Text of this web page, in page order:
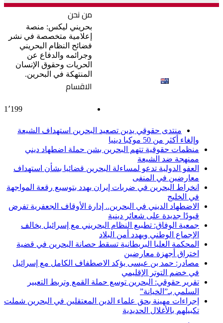
أخبار عاجلة منتدى حقوقي يدين تصعيد البحرين استهداف الشيعة
وإلغاء أكثر من 50 موكبا دينيا
منظمات حقوقية تتهم البحرين بشن حملة اضطهاد ديني
ممنهجة ضد الشيعة
العفو الدولية تدعو لمساءلة البحرين قضائيا بشأن استهداف
معارضين في المنفى
انخراط البحرين في ضربات إيران يهدد بتوسيع رقعة المواجهة
في الخليج
الاضطهاد الديني في البحرين.. إدارة الأوقاف الجعفرية تفرض
قيودًا جديدة على شعائر دينية
جمعية الوفاق: تطبيع النظام البحريني مع إسرائيل يخالف
الإجماع الوطني ويهدد أمن البلاد
المحكمة العليا البريطانية تسقط حصانة البحرين في قضية
اختراق أجهزة معارضين
مصادر: حمد بن عيسى يؤكد الاصطفاف الكامل مع إسرائيل
في خضم التوتر الإقليمي
تقرير حقوقي: البحرين توسع حملة القمع وتربط التعبير
السلمي بـ”الخيانة”
إجراءات مهينة بحق علماء الدين المعتقلين في البحرين شملت
تكبيلهم بالأغلال الحديدية
من نحن
بحريني ليكس: منصة
إعلامية متخصصة في نشر
فضائح النظام البحريني
وجرائمه والدفاع عن
الحريات وحقوق الإنسان
المنتهكة في البحرين.
الاقسام
1٬199